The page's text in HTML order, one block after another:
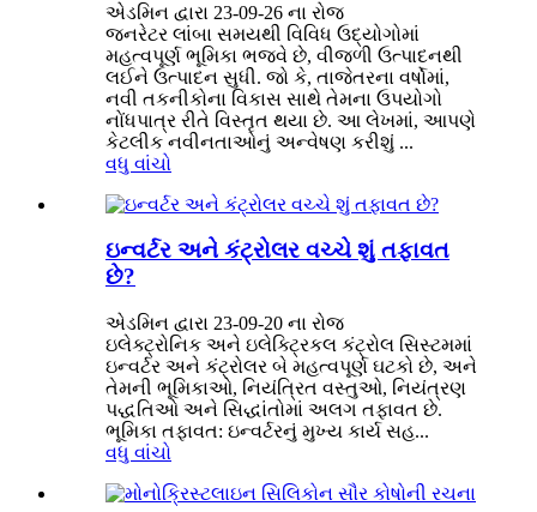
એડમિન દ્વારા 23-09-26 ના રોજ
જનરેટર લાંબા સમયથી વિવિધ ઉદ્યોગોમાં
મહત્વપૂર્ણ ભૂમિકા ભજવે છે, વીજળી ઉત્પાદનથી
લઈને ઉત્પાદન સુધી. જો કે, તાજેતરના વર્ષોમાં,
નવી તકનીકોના વિકાસ સાથે તેમના ઉપયોગો
નોંધપાત્ર રીતે વિસ્તૃત થયા છે. આ લેખમાં, આપણે
કેટલીક નવીનતાઓનું અન્વેષણ કરીશું ...
વધુ વાંચો
ઇન્વર્ટર અને કંટ્રોલર વચ્ચે શું તફાવત
છે?
એડમિન દ્વારા 23-09-20 ના રોજ
ઇલેક્ટ્રોનિક અને ઇલેક્ટ્રિકલ કંટ્રોલ સિસ્ટમમાં
ઇન્વર્ટર અને કંટ્રોલર બે મહત્વપૂર્ણ ઘટકો છે, અને
તેમની ભૂમિકાઓ, નિયંત્રિત વસ્તુઓ, નિયંત્રણ
પદ્ધતિઓ અને સિદ્ધાંતોમાં અલગ તફાવત છે.
ભૂમિકા તફાવત: ઇન્વર્ટરનું મુખ્ય કાર્ય સહ...
વધુ વાંચો